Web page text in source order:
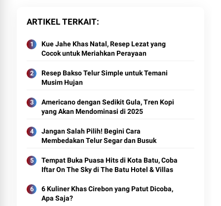
ARTIKEL TERKAIT
Kue Jahe Khas Natal, Resep Lezat yang
Cocok untuk Meriahkan Perayaan
Resep Bakso Telur Simple untuk Temani
Musim Hujan
Americano dengan Sedikit Gula, Tren Kopi
yang Akan Mendominasi di 2025
Jangan Salah Pilih! Begini Cara
Membedakan Telur Segar dan Busuk
Tempat Buka Puasa Hits di Kota Batu, Coba
Iftar On The Sky di The Batu Hotel & Villas
6 Kuliner Khas Cirebon yang Patut Dicoba,
Apa Saja?